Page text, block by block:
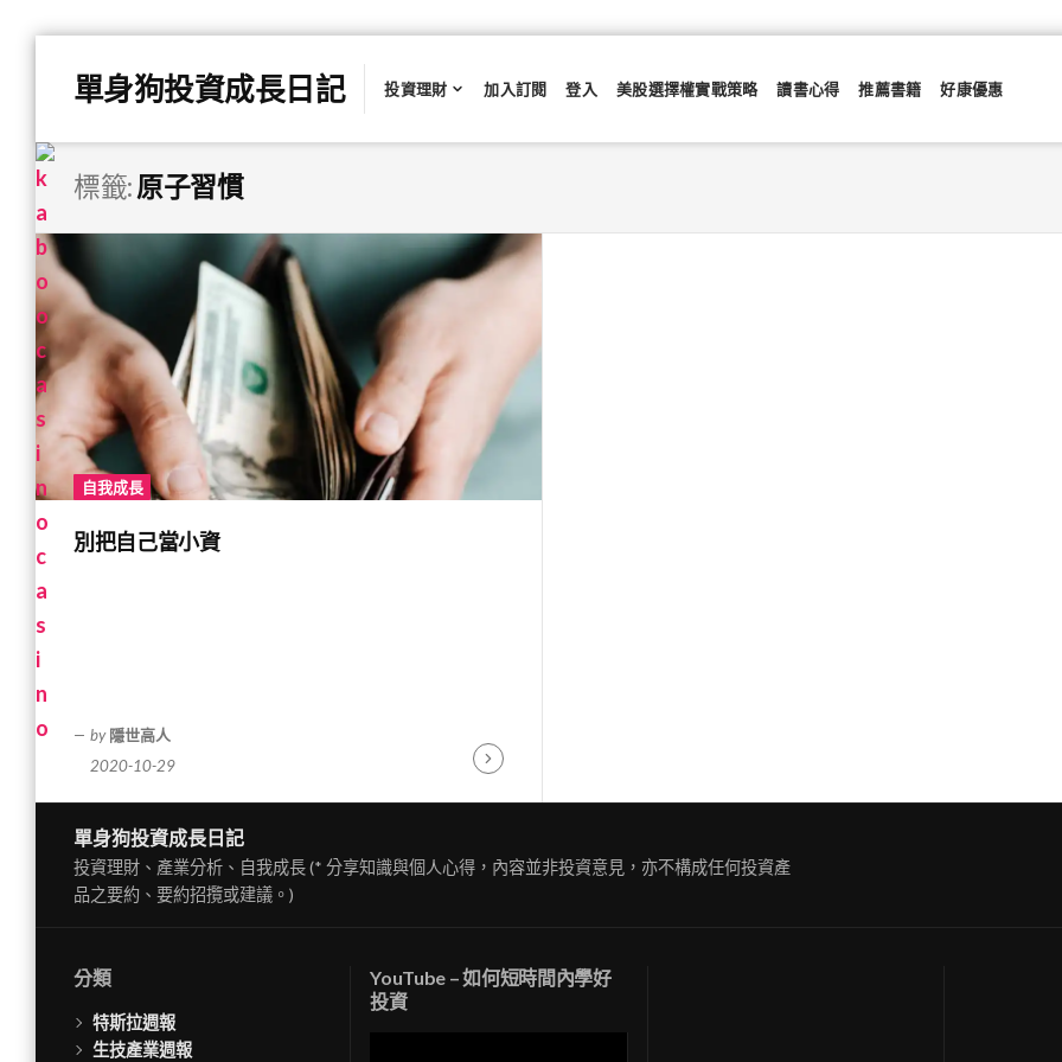
單身狗投資成長日記 投資理財 加入訂閱 登入 美股選擇權實戰策略 讀書心得 推薦書籍 好康優惠
標籤:原子習慣
自我成長
別把自己當小資
by 隱世高人
2020-10-29
Continue
單身狗投資成長日記
投資理財、產業分析、自我成長 (* 分享知識與個人心得，內容並非投資意見，亦不構成任何投資產
品之要約、要約招攬或建議。)
分類
特斯拉週報
生技產業週報
YouTube – 如何短時間內學好
投資